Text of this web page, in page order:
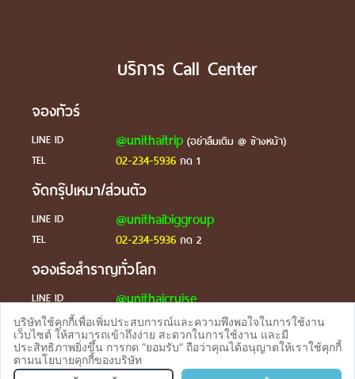
จองทัวร TEL
บริการ Call Center
จองทัวร์
LINE ID @unithaitrip(อย่าลืมเติม @ ข้างหน้า)
TEL
02-234-5936กด 1
จัดกรุ๊ปเหมา/ส่วนตัว
LINE ID @unithaibiggroup
TEL 02-234-5936กด 2
จองเรือสำราญทั่วโลก
LINE ID @unithaicruise
ร้องเรียน
LINE ID @unithaicare
บริษัทใช้คุกกี้เพื่อเพิ่มประสบการณ์และความพึงพอใจในการใช้งาน
เว็บไซต์ ให้สามารถเข้าถึงง่าย สะดวกในการใช้งาน และมี
ประสิทธิภาพยิ่งขึ้น การกด “ยอมรับ” ถือว่าคุณได้อนุญาตให้เราใช้คุกกี้
ตามนโยบายคุกกี้ของบริษัท